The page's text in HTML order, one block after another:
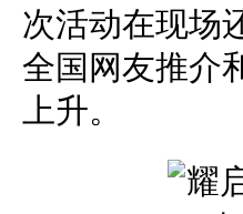
次活动在现场
全国网友推介
上升。